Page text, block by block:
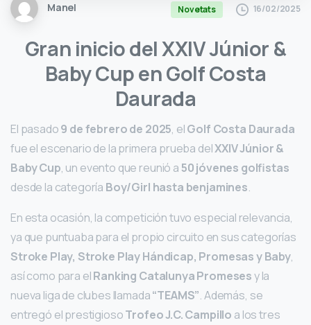
Manel Novetats 16/02/2025
Gran inicio del XXIV Júnior &
Baby Cup en Golf Costa
Daurada
El pasado9 de febrero de 2025, elGolf Costa Daurada
fue el escenario de la primera prueba delXXIV Júnior &
Baby Cup, un evento que reunió a50 jóvenes golfistas
desde la categoría Boy/Girl hasta benjamines.
En esta ocasión, la competición tuvo especial relevancia,
ya que puntuaba para el propio circuito en sus categorías
Stroke Play, Stroke Play Hándicap, Promesas y Baby,
así como para elRanking Catalunya Promesesy la
nueva liga de clubes llamada“TEAMS”. Además, se
entregó el prestigiosoTrofeo J.C. Campillo a los tres